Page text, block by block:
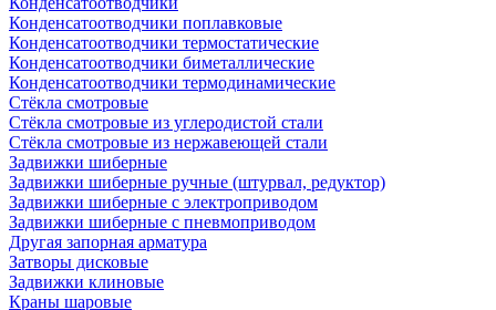
Конденсатоотводчики поплавковые
Конденсатоотводчики термостатические
Конденсатоотводчики биметаллические
Конденсатоотводчики термодинамические
Стёкла смотровые
Стёкла смотровые из углеродистой стали
Стёкла смотровые из нержавеющей стали
Задвижки шиберные
Задвижки шиберные ручные (штурвал, редуктор)
Задвижки шиберные с электроприводом
Задвижки шиберные с пневмоприводом
Другая запорная арматура
Затворы дисковые
Задвижки клиновые
Краны шаровые